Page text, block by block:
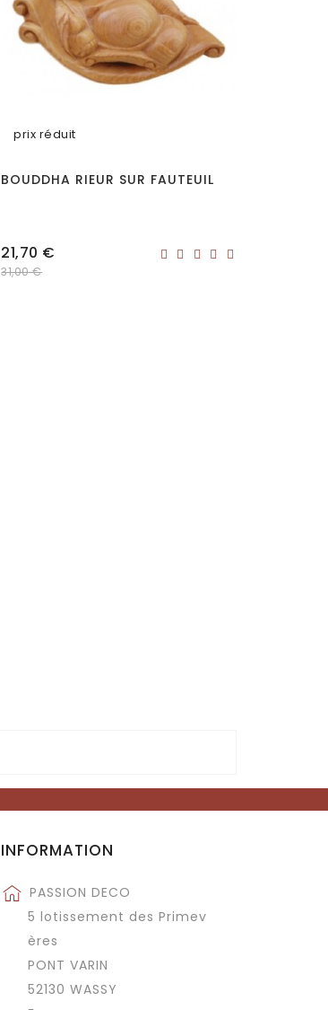
prix réduit
BOUDDHA RIEUR SUR FAUTEUIL
Prix
21,70 €
31,00 €
INFORMATION
PASSION DECO
5 lotissement des Primev
ères
PONT VARIN
52130 WASSY